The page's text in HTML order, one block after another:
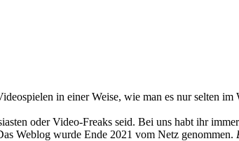
in einer Weise, wie man es nur selten im
oder Video-Freaks seid. Bei uns habt ihr
Weblog wurde Ende 2021 vom Netz genommen.